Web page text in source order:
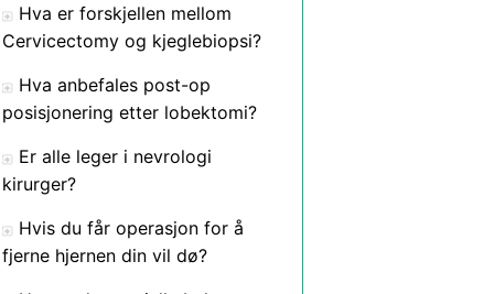
Hva er forskjellen mellom
Cervicectomy og kjeglebiopsi?
Hva anbefales post-op
posisjonering etter lobektomi?
Er alle leger i nevrologi
kirurger?
Hvis du får operasjon for å
fjerne hjernen din vil dø?